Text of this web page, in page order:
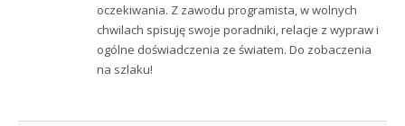
oczekiwania. Z zawodu programista, w wolnych
chwilach spisuję swoje poradniki, relacje z wypraw i
ogólne doświadczenia ze światem. Do zobaczenia
na szlaku!